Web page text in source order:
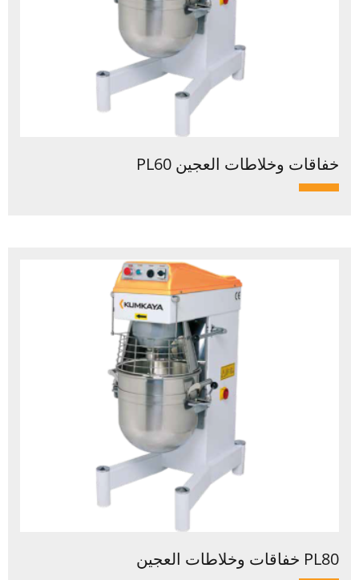
خفاقات وخلاطات العجين PL60
PL80 خفاقات وخلاطات العجين